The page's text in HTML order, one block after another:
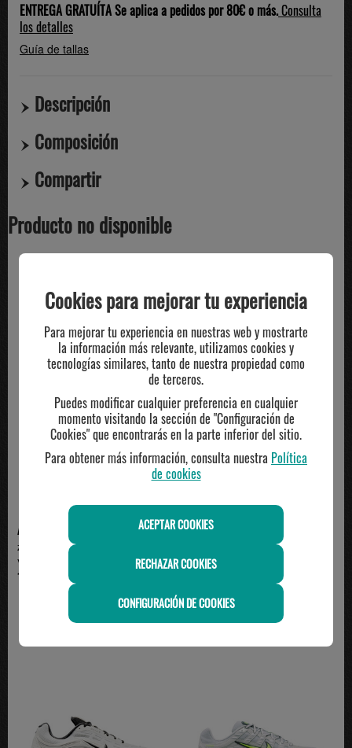
ENTREGA GRATUÍTA Se aplica a pedidos por 80€ o más.Consulta
los detalles
Guía de tallas
Descripción
Composición
Compartir
Producto no disponible
TE PUEDE INTERESAR
ASICS
zapatilla hombre asics GEL-
VENTURE 6, gris
100.00€
NIKE
Zapatillas de Hombre Nike V5
RNR, Tostado/Choco...
Cookies para mejorar tu experiencia
Para mejorar tu experiencia en nuestras web y mostrarte
la información más relevante, utilizamos cookies y
tecnologías similares, tanto de nuestra propiedad como
de terceros.
Puedes modificar cualquier preferencia en cualquier
momento visitando la sección de "Configuración de
Cookies" que encontrarás en la parte inferior del sitio.
Para obtener más información, consulta nuestra Política
de cookies
ACEPTAR COOKIES
RECHAZAR COOKIES
CONFIGURACIÓN DE COOKIES